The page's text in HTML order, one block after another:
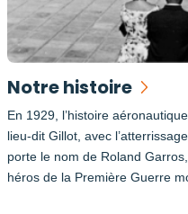
Notre histoire
En 1929, l’histoire
lieu-dit Gillot, avec
porte le nom de Roland
héros de la Première Guerre